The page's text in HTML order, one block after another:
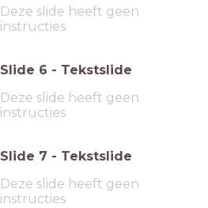
Deze slide heeft geen
instructies
Slide 6 - Tekstslide
Deze slide heeft geen
instructies
Slide 7 - Tekstslide
Deze slide heeft geen
instructies